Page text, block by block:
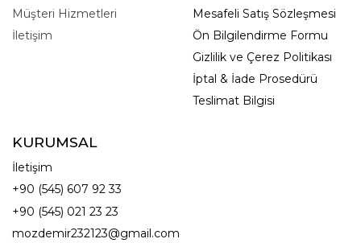
Müşteri Hizmetleri
İletişim
Mesafeli Satış Sözleşmesi
Ön Bilgilendirme Formu
Gizlilik ve Çerez Politikası
İptal & İade Prosedürü
Teslimat Bilgisi
KURUMSAL
İletişim
+90 (545) 607 92 33
+90 (545) 021 23 23
mozdemir232123@gmail.com